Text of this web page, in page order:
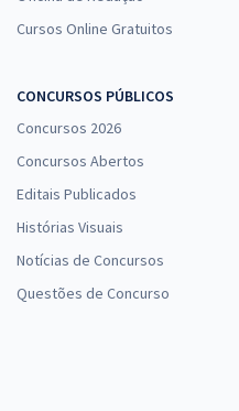
Cursos Online Gratuitos
CONCURSOS PÚBLICOS
Concursos 2026
Concursos Abertos
Editais Publicados
Histórias Visuais
Notícias de Concursos
Questões de Concurso